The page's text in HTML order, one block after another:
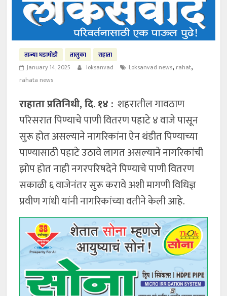
ताज्या घडामोडी तालुका
राहाता
January 14, 2025
loksanvad Loksanvad news, rahat,
rahata news
राहाता प्रतिनिधी, दि. १४ : शहरातील गावठाण
परिसरात पिण्याचे पाणी वितरण पहाटे ४ वाजे पासून
सुरू होत असल्याने नागरिकांना ऐन थंडीत पिण्याच्या
पाण्यासाठी पहाटे उठावे लागत असल्याने नागरिकांची
झोप होत नाही नगरपरिषदेने पिण्याचे पाणी वितरण
सकाळी ६ वाजेनंतर सुरू करावे अशी मागणी विधिज्ञ
प्रवीण गांधी यांनी नागरिकांच्या वतीने केली आहे.